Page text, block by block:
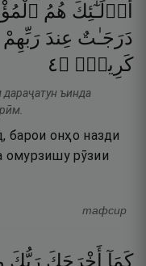
أُو۟لَـٰٓئِكَ هُمُ
دَرَجَـٰتٌ عِندَ رَبِّهِمْ
كَرِيمٌۭ ۝٤
ъинда
барои онҳо назди
омурзишу рӯзии
тафсир
كَمَآ أَخْرَجَكَ رَبُّكَ